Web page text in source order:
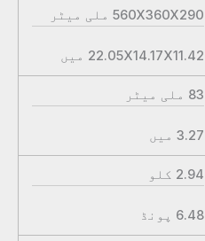
560X360X290 ملی میٹر
22.05X14.17X11.42 میں
83 ملی میٹر
3.27 میں
2.94 کلو
6.48 پونڈ